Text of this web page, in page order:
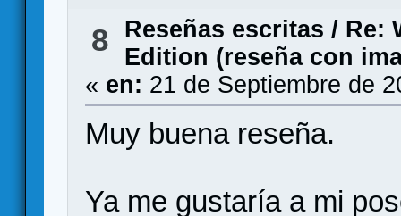
8 Reseñas escritas / Re:
Edition (reseña con
« en: 21 de Septiembre de
Muy buena reseña.
Ya me gustaría a mi